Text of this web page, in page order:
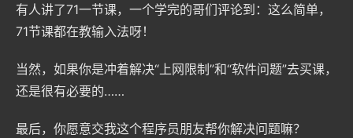
有人讲了71一节课，一个学完的哥们评论到：这么简单，
71节课都在教输入法呀！
当然，如果你是冲着解决“上网限制”和“软件问题”去买课，
还是很有必要的……
最后，你愿意交我这个程序员朋友帮你解决问题嘛？